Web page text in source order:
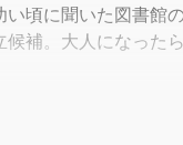
い頃に聞いた図書館
候補。大人になった
されたのは、文化放